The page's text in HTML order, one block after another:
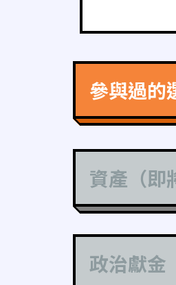
參與過的
資產（即
政治獻金